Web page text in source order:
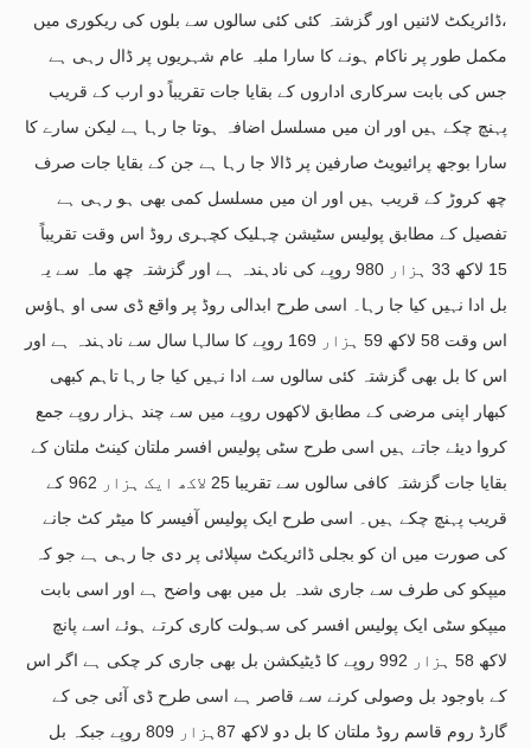
،ڈائریکٹ لائنیں اور گزشتہ کئی کئی سالوں سے بلوں کی ریکوری میں
مکمل طور پر ناکام ہونے کا سارا ملبہ عام شہریوں پر ڈال رہی ہے
جس کی بابت سرکاری اداروں کے بقایا جات تقریباً دو ارب کے قریب
پہنچ چکے ہیں اور ان میں مسلسل اضافہ ہوتا جا رہا ہے لیکن سارے کا
سارا بوجھ پرائیویٹ صارفین پر ڈالا جا رہا ہے جن کے بقایا جات صرف
چھ کروڑ کے قریب ہیں اور ان میں مسلسل کمی بھی ہو رہی ہے
تفصیل کے مطابق پولیس سٹیشن چہلیک کچہری روڈ اس وقت تقریباً
15 لاکھ 33 ہزار 980 روپے کی نادہندہ ہے اور گزشتہ چھ ماہ سے یہ
بل ادا نہیں کیا جا رہا۔ اسی طرح ابدالی روڈ پر واقع ڈی سی او ہاؤس
اس وقت 58 لاکھ 59 ہزار 169 روپے کا سالہا سال سے نادہندہ ہے اور
اس کا بل بھی گزشتہ کئی سالوں سے ادا نہیں کیا جا رہا تاہم کبھی
کبھار اپنی مرضی کے مطابق لاکھوں روپے میں سے چند ہزار روپے جمع
کروا دیئے جاتے ہیں اسی طرح سٹی پولیس افسر ملتان کینٹ ملتان کے
بقایا جات گزشتہ کافی سالوں سے تقریبا 25 لاکھ ایک ہزار 962 کے
قریب پہنچ چکے ہیں۔ اسی طرح ایک پولیس آفیسر کا میٹر کٹ جانے
کی صورت میں ان کو بجلی ڈائریکٹ سپلائی پر دی جا رہی ہے جو کہ
میپکو کی طرف سے جاری شدہ بل میں بھی واضح ہے اور اسی بابت
میپکو سٹی ایک پولیس افسر کی سہولت کاری کرتے ہوئے اسے پانچ
لاکھ 58 ہزار 992 روپے کا ڈیٹیکشن بل بھی جاری کر چکی ہے اگر اس
کے باوجود بل وصولی کرنے سے قاصر ہے اسی طرح ڈی آئی جی کے
گارڈ روم قاسم روڈ ملتان کا بل دو لاکھ 87ہزار 809 روپے جبکہ بل